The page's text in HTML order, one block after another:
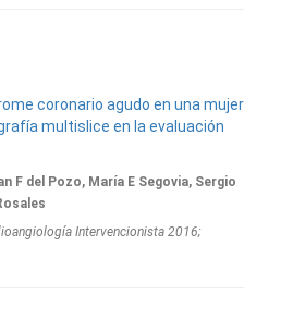
coronario agudo en una mujer
multislice en la evaluación
F del Pozo, María E Segovia, Sergio
Intervencionista 2016;